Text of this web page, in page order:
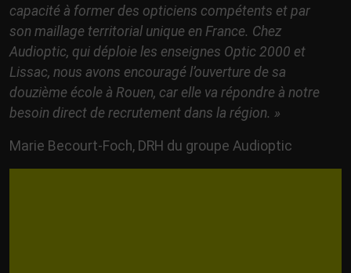
capacité à former des opticiens compétents et par
son maillage territorial unique en France. Chez
Audioptic, qui déploie les enseignes Optic 2000 et
Lissac, nous avons encouragé l’ouverture de sa
douzième école à Rouen, car elle va répondre à notre
besoin direct de recrutement dans la région. »
Marie Becourt-Foch, DRH du groupe Audioptic